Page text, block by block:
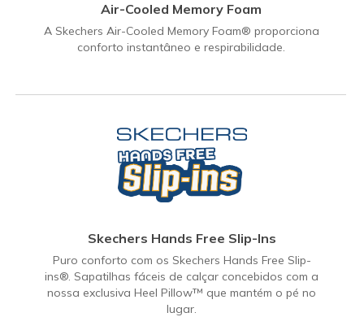
Air-Cooled Memory Foam
A Skechers Air-Cooled Memory Foam® proporciona
conforto instantâneo e respirabilidade.
Skechers Hands Free Slip-Ins
Puro conforto com os Skechers Hands Free Slip-
ins®. Sapatilhas fáceis de calçar concebidos com a
nossa exclusiva Heel Pillow™ que mantém o pé no
lugar.